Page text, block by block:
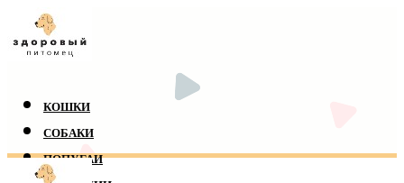
КОШКИ
СОБАКИ
ПОПУГАИ